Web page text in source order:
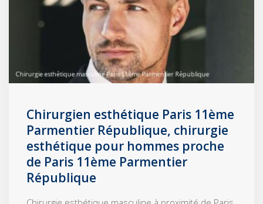
Chirurgien esthétique Paris 11ème
Parmentier République, chirurgie
esthétique pour hommes proche
de Paris 11ème Parmentier
République